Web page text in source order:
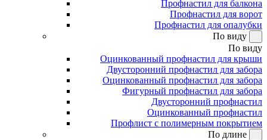
Профнастил для балкона
Профнастил для ворот
Профнастил для опалубки
По виду
По виду
Оцинкованный профнастил для крыши
Двусторонний профнастил для забора
Оцинкованный профнастил для забора
Фигурный профнастил для забора
Двусторонний профнастил
Оцинкованный профнастил
Профлист с полимерным покрытием
По длине